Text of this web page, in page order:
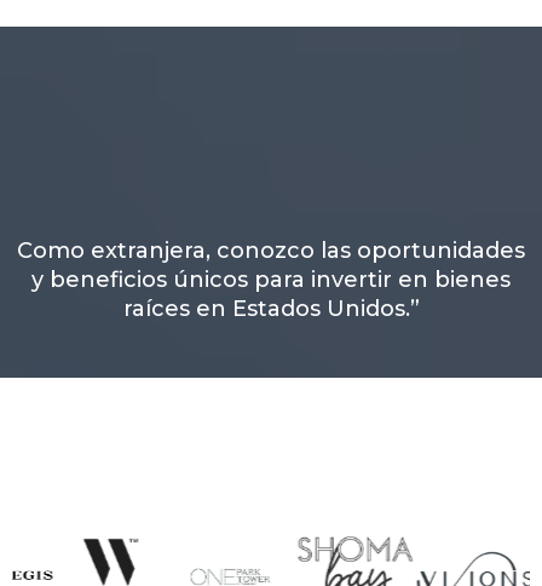
Como extranjera, conozco las oportunidades
y beneficios únicos para invertir en bienes
raíces en Estados Unidos.”